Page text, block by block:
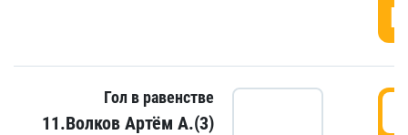
Гол в равенстве
11.Волков Артём А.(3)